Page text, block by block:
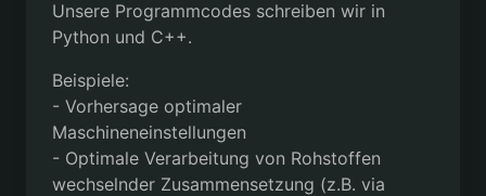
Unsere Programmcodes schreiben wir in
Python und C++.
Beispiele:
- Vorhersage optimaler
Maschineneinstellungen
- Optimale Verarbeitung von Rohstoffen
wechselnder Zusammensetzung (z.B. via